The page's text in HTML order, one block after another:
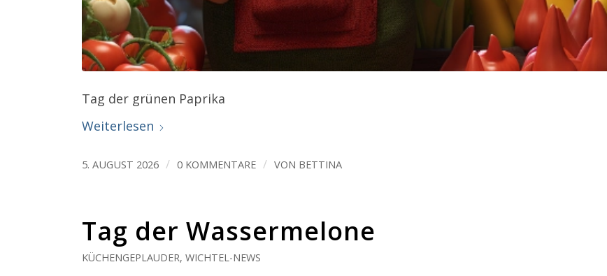
Tag der grünen Paprika
Weiterlesen
5. AUGUST 2026 / 0 KOMMENTARE / VON BETTINA
Tag der Wassermelone
KÜCHENGEPLAUDER,WICHTEL-NEWS